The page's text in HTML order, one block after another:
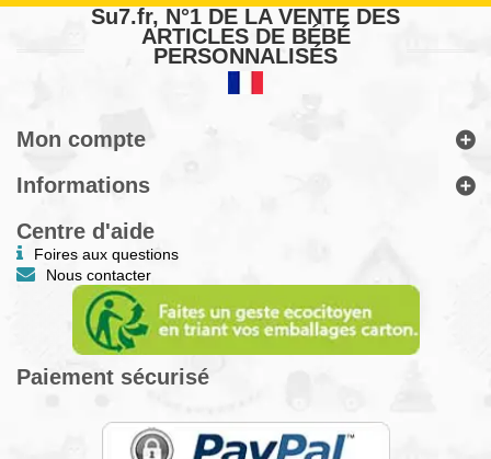
Su7.fr, N°1 DE LA VENTE DES
ARTICLES DE BÉBÉ
PERSONNALISÉS
Mon compte
Informations
Centre d'aide
Foires aux questions
Nous contacter
Paiement sécurisé